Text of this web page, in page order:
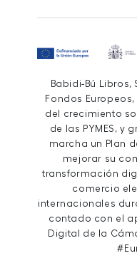
Babidi-Bú
Fondos
del crecimiento
de las PYMES, y
marcha un Plan
mejorar su
transformación
comercio
internacionales
contado con el
Digital de la